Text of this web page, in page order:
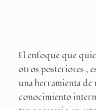
El enfoque que
otros posteriores ,
una herramienta
conocimiento